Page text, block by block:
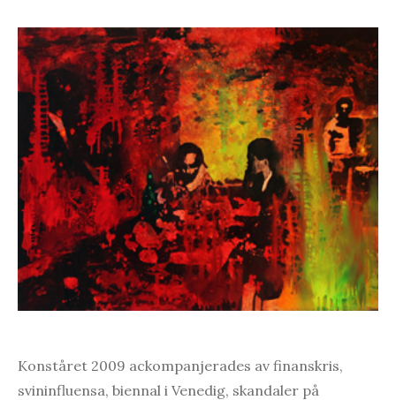
Konståret 2009 ackompanjerades av finanskris,
svininfluensa, biennal i Venedig, skandaler på